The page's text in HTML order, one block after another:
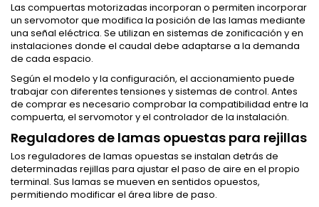
Las compuertas motorizadas incorporan o permiten incorporar
un servomotor que modifica la posición de las lamas mediante
una señal eléctrica. Se utilizan en sistemas de zonificación y en
instalaciones donde el caudal debe adaptarse a la demanda
de cada espacio.
Según el modelo y la configuración, el accionamiento puede
trabajar con diferentes tensiones y sistemas de control. Antes
de comprar es necesario comprobar la compatibilidad entre la
compuerta, el servomotor y el controlador de la instalación.
Reguladores de lamas opuestas para rejillas
Los reguladores de lamas opuestas se instalan detrás de
determinadas rejillas para ajustar el paso de aire en el propio
terminal. Sus lamas se mueven en sentidos opuestos,
permitiendo modificar el área libre de paso.